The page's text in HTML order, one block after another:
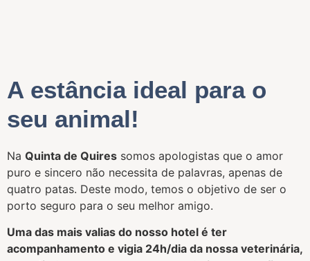
A estância ideal para o
seu animal!
Na Quinta de Quires somos apologistas que o amor
puro e sincero não necessita de palavras, apenas de
quatro patas. Deste modo, temos o objetivo de ser o
porto seguro para o seu melhor amigo.
Uma das mais valias do nosso hotel é ter
acompanhamento e vigia 24h/dia da nossa veterinária,